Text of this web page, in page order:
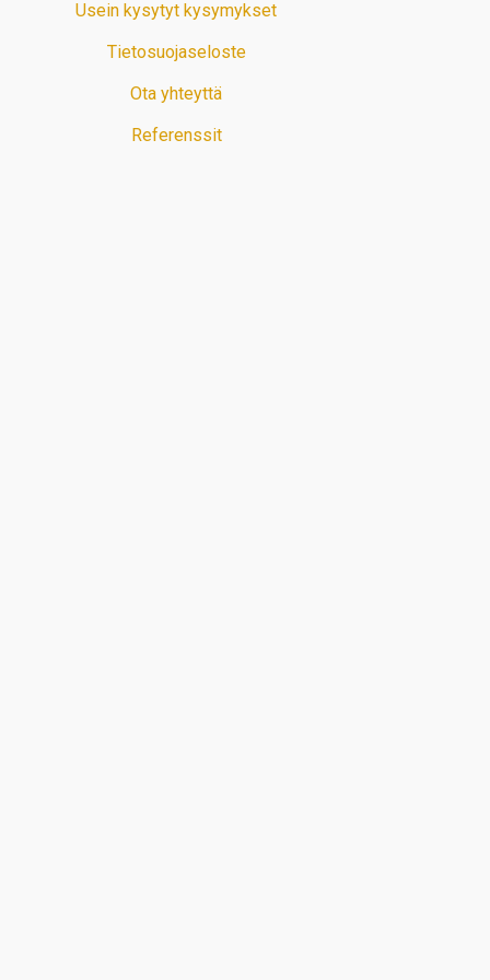
Usein kysytyt kysymykset
Tietosuojaseloste
Ota yhteyttä
Referenssit